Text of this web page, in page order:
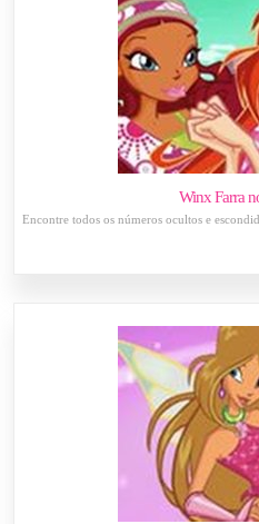
Winx Farra
Encontre todos os números ocultos e